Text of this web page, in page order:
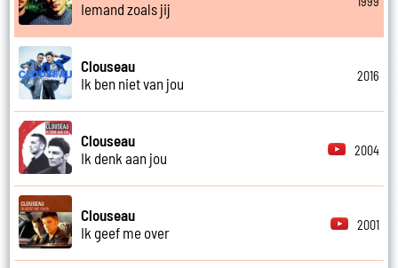
Iemand zoals jij
Clouseau
Ik ben niet van jou
2016
Clouseau
Ik denk aan jou
2004
Clouseau
Ik geef me over
2001